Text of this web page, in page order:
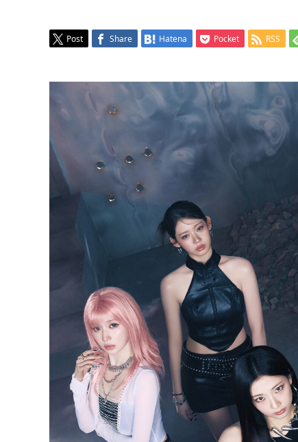
Post Share Hatena Pocket RSS